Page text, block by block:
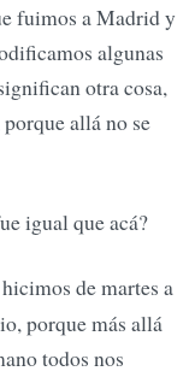
fuimos a Madrid y
algunas
otra cosa,
allá no se
igual que acá?
de martes a
porque más allá
todos nos